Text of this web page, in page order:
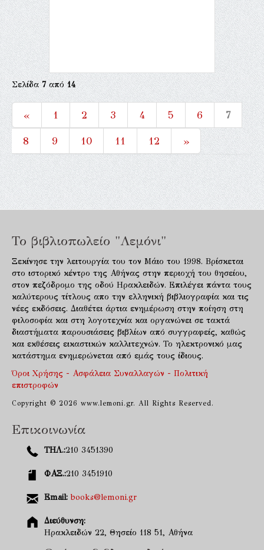
Σελίδα7από14
« 1 2 3 4 5 6
7
8
9 10 11 12 »
Το βιβλιοπωλείο "Λεμόνι"
Ξεκίνησε την λειτουργία του τον Μάιο του 1998. Βρίσκεται
στο ιστορικό κέντρο της Αθήνας στην περιοχή του θησείου,
στον πεζόδρομο της οδού Ηρακλειδών. Επιλέγει πάντα τους
καλύτερους τίτλους απο την ελληνική βιβλιογραφία και τις
νέες εκδόσεις. Διαθέτει άρτια ενημέρωση στην ποίηση στη
φιλοσοφία και στη λογοτεχνία και οργανώνει σε τακτά
διαστήματα παρουσιάσεις βιβλίων από συγγραφείς, καθώς
και εκθέσεις εικαστικών καλλιτεχνών. Το ηλεκτρονικό μας
κατάστημα ενημερώνεται από εμάς τους ίδιους.
Όροι Χρήσης - Ασφάλεια Συναλλαγών - Πολιτική
επιστροφών
Copyright © 2026 www.lemoni.gr. All Rights Reserved.
Επικοινωνία
ΤΗΛ.:210 3451390
ΦΑΞ.:210 3451910
Email: books@lemoni.gr
Διεύθυνση:
Ηρακλειδών 22, Θησείο 118 51, Αθήνα